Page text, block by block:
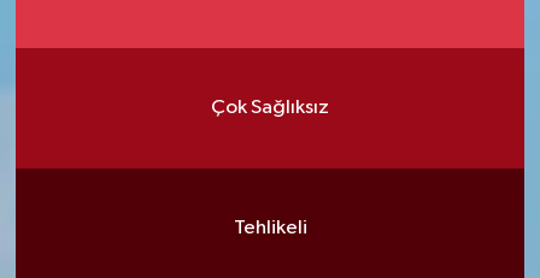
Çok Sağlıksız
Tehlikeli